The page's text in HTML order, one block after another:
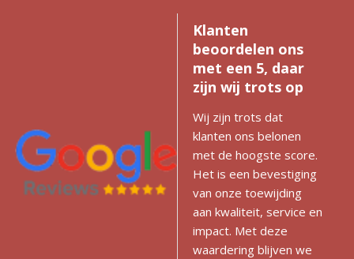
Klanten
beoordelen ons
met een 5, daar
zijn wij trots op
Wij zijn trots dat
klanten ons belonen
met de hoogste score.
Het is een bevestiging
van onze toewijding
aan kwaliteit, service en
impact. Met deze
waardering blijven we